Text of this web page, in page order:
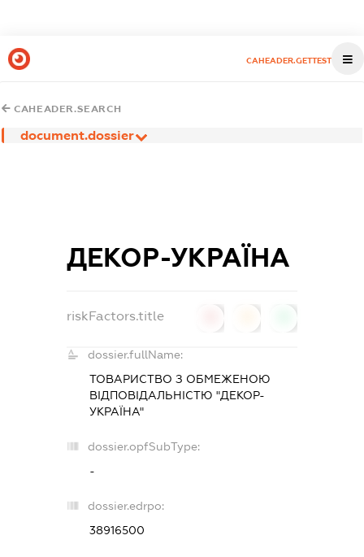
CAHEADER.GETTEST
CAHEADER.SEARCH
document.dossier
ДЕКОР-УКРАЇНА
riskFactors.title
dossier.fullName:
ТОВАРИСТВО З ОБМЕЖЕНОЮ
ВІДПОВІДАЛЬНІСТЮ "ДЕКОР-
УКРАЇНА"
dossier.opfSubType:
-
dossier.edrpo:
38916500